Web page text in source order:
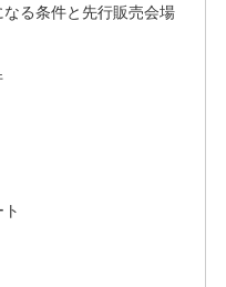
る条件と先行販売会場